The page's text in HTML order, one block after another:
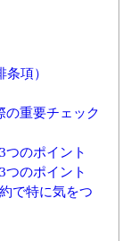
項）
の重要チェック
つのポイント
つのポイント
で特に気をつ